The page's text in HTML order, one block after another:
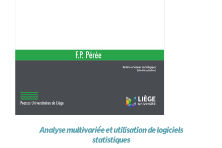
Analyse multivariée et utilisation de logiciels
statistiques